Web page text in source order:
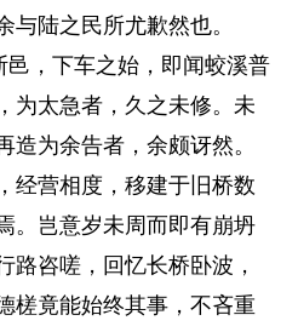
与陆之民所尤歉然也。
，下车之始，即闻蛟溪普
为太急者，久之未修。未
造为余告者，余颇讶然。
经营相度，移建于旧桥数
。岂意岁未周而即有崩坍
路咨嗟，回忆长桥卧波，
槎竟能始终其事，不吝重